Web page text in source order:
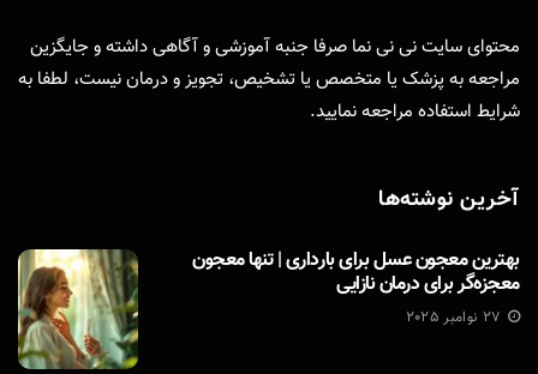
محتوای سایت نی نی نما صرفا جنبه آموزشی و آگاهی داشته و جایگزین
مراجعه به پزشک یا متخصص یا تشخیص، تجویز و درمان نیست، لطفا به
شرایط استفاده مراجعه نمایید.
آخرین نوشته‌ها
بهترین معجون عسل برای بارداری | تنها معجون
معجزه‌گر برای درمان نازایی
27 نوامبر 2025